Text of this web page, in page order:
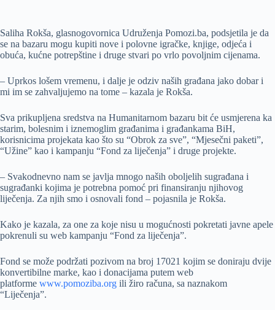
Saliha Rokša, glasnogovornica Udruženja Pomozi.ba, podsjetila je da
se na bazaru mogu kupiti nove i polovne igračke, knjige, odjeća i
obuća, kućne potrepštine i druge stvari po vrlo povoljnim cijenama.
– Uprkos lošem vremenu, i dalje je odziv naših građana jako dobar i
mi im se zahvaljujemo na tome – kazala je Rokša.
Sva prikupljena sredstva na Humanitarnom bazaru bit će usmjerena ka
starim, bolesnim i iznemoglim građanima i građankama BiH,
korisnicima projekata kao što su “Obrok za sve”, “Mjesečni paketi”,
“Užine” kao i kampanju “Fond za liječenja” i druge projekte.
– Svakodnevno nam se javlja mnogo naših oboljelih sugrađana i
sugrađanki kojima je potrebna pomoć pri finansiranju njihovog
liječenja. Za njih smo i osnovali fond – pojasnila je Rokša.
Kako je kazala, za one za koje nisu u mogućnosti pokretati javne apele
pokrenuli su web kampanju “Fond za liječenja”.
Fond se može podržati pozivom na broj 17021 kojim se doniraju dvije
konvertibilne marke, kao i donacijama putem web
platforme www.pomoziba.org ili žiro računa, sa naznakom
“Liječenja”.